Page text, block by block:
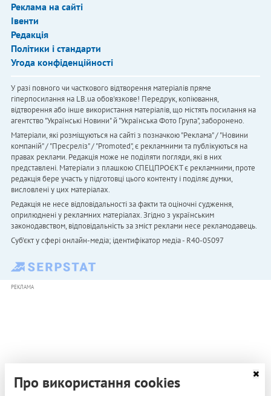
Реклама на сайті
Івенти
Редакція
Політики і стандарти
Угода конфіденційності
У разі повного чи часткового відтворення матеріалів пряме
гіперпосилання на LB.ua обов'язкове! Передрук, копіювання,
відтворення або інше використання матеріалів, що містять посилання на
агентство "Українськi Новини" й "Українська Фото Група", заборонено.
Матеріали, які розміщуються на сайті з позначкою "Реклама" / "Новини
компаній" / "Пресреліз" / "Promoted", є рекламними та публікуються на
правах реклами. Редакція може не поділяти погляди, які в них
представлені. Матеріали з плашкою СПЕЦПРОЄКТ є рекламними, проте
редакція бере участь у підготовці цього контенту і поділяє думки,
висловлені у цих матеріалах.
Редакція не несе відповідальності за факти та оціночні судження,
оприлюднені у рекламних матеріалах. Згідно з українським
законодавством, відповідальність за зміст реклами несе рекламодавець.
Cуб'єкт у сфері онлайн-медіа; ідентифікатор медіа - R40-05097
РЕКЛАМА
Про використання cookies